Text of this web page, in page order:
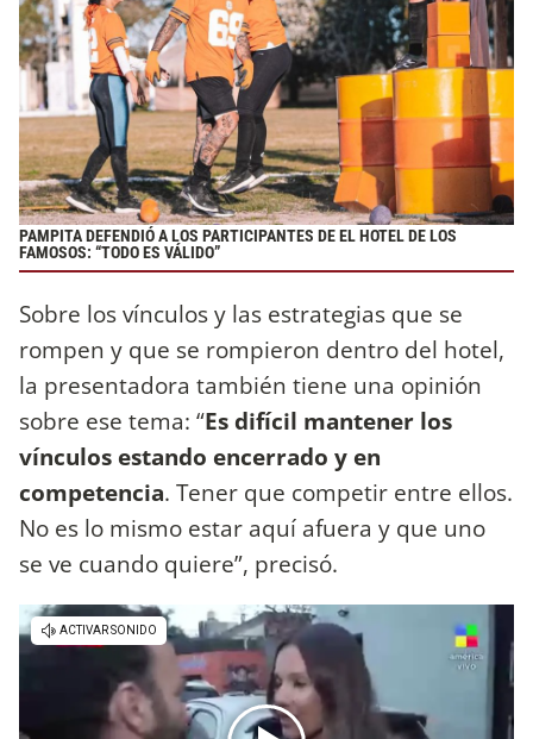
PAMPITA DEFENDIÓ A LOS PARTICIPANTES DE EL HOTEL DE LOS
FAMOSOS: “TODO ES VÁLIDO”
Sobre los vínculos y las estrategias que se
rompen y que se rompieron dentro del hotel,
la presentadora también tiene una opinión
sobre ese tema: “Es difícil mantener los
vínculos estando encerrado y en
competencia. Tener que competir entre ellos.
No es lo mismo estar aquí afuera y que uno
se ve cuando quiere”, precisó.